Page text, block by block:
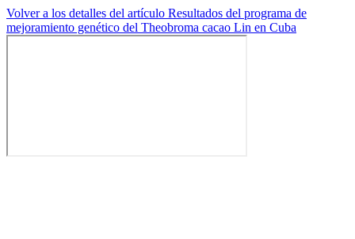
Volver a los detalles del artículo Resultados del programa de
mejoramiento genético del Theobroma cacao Lin en Cuba